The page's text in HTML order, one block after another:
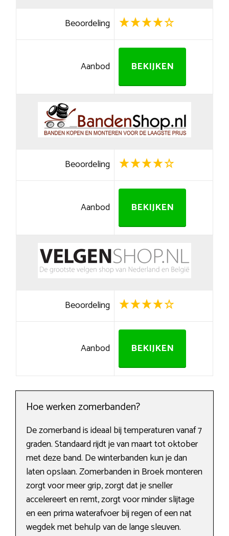
Beoordeling
Aanbod BEKIJKEN
Beoordeling
Aanbod BEKIJKEN
Beoordeling
Aanbod BEKIJKEN
Hoe werken zomerbanden?
De zomerband is ideaal bij temperaturen vanaf 7
graden. Standaard rijdt je van maart tot oktober
met deze band. De winterbanden kun je dan
laten opslaan. Zomerbanden in Broek monteren
zorgt voor meer grip, zorgt dat je sneller
accelereert en remt, zorgt voor minder slijtage
en een prima waterafvoer bij regen of een nat
wegdek met behulp van de lange sleuven.